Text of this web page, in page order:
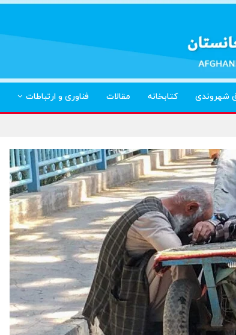
شهروندی کتابخانه مقالات فناوری و ارتباطات